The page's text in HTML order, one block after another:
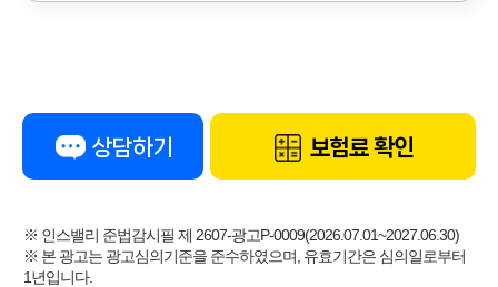
상담하기 보험료 확인
※ 인스밸리 준법감시필 제 2607-광고P-0009(2026.07.01~2027.06.30)
※ 본 광고는 광고심의기준을 준수하였으며, 유효기간은 심의일로부터
1년입니다.